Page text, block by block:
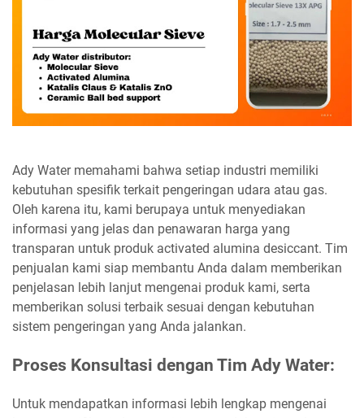
Ady Water memahami bahwa setiap industri memiliki
kebutuhan spesifik terkait pengeringan udara atau gas.
Oleh karena itu, kami berupaya untuk menyediakan
informasi yang jelas dan penawaran harga yang
transparan untuk produk activated alumina desiccant. Tim
penjualan kami siap membantu Anda dalam memberikan
penjelasan lebih lanjut mengenai produk kami, serta
memberikan solusi terbaik sesuai dengan kebutuhan
sistem pengeringan yang Anda jalankan.
Proses Konsultasi dengan Tim Ady Water:
Untuk mendapatkan informasi lebih lengkap mengenai